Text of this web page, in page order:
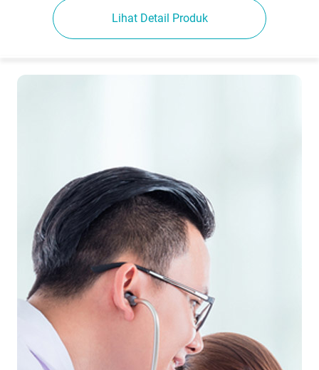
Lihat Detail Produk